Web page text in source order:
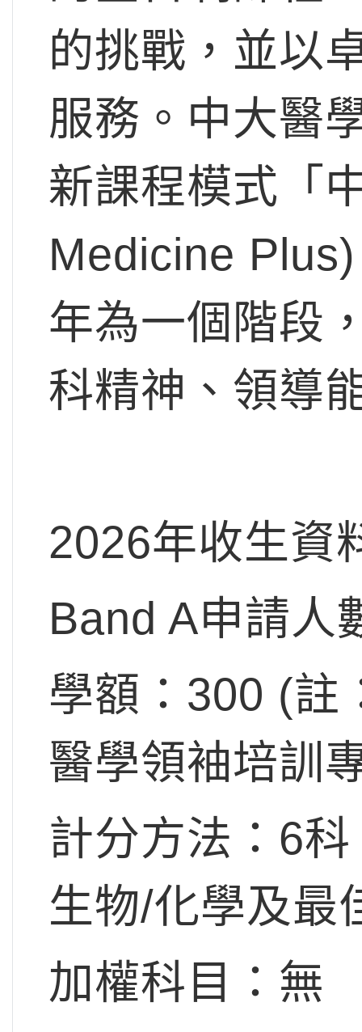
的挑戰，並以
服務。中大醫
新課程模式「
Medicine
年為一個階段
科精神、領導
2026年收生資
Band A申請人
學額：300 (註
醫學領袖培訓
計分方法：6
生物/化學及最
加權科目：無